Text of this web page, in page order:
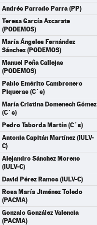
Andrés Parrado Parra (PP)
Teresa García Azcarate
(PODEMOS)
María Ángeles Fernández
Sánchez (PODEMOS)
Manuel Peña Callejas
(PODEMOS)
Pablo Emérito Cambronero
Piqueras (C´s)
María Cristina Domenech Gómez
(C´s)
Pedro Taborda Martín (C´s)
Antonia Capitán Martínez (IULV-
C)
Alejandro Sánchez Moreno
(IULV-C)
David Pérez Ramos (IULV-C)
Rosa María Jiménez Toledo
(PACMA)
Gonzalo González Valencia
(PACMA)